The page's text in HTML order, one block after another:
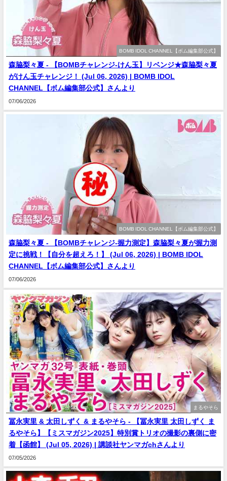
BOMB IDOL CHANNEL【ボム編集部公式】
森脇梨々夏 - 【BOMBチャレンジ-けん玉】リベンジ★森脇梨々夏
がけん玉チャレンジ！ (Jul 06, 2026) | BOMB IDOL
CHANNEL【ボム編集部公式】さんより
07/06/2026
BOMB IDOL CHANNEL【ボム編集部公式】
森脇梨々夏 - 【BOMBチャレンジ-握力測定】森脇梨々夏が握力測
定に挑戦！【自分を超えろ！】 (Jul 06, 2026) | BOMB IDOL
CHANNEL【ボム編集部公式】さんより
07/06/2026
まるやそら
冨永実里 & 太田しずく & まるやそら - 【冨永実里 太田しずく ま
るやそら】【ミスマガジン2025】特別賞トリオの撮影の裏側に密
着【函館】 (Jul 05, 2026) | 講談社ヤンマガchさんより
07/05/2026